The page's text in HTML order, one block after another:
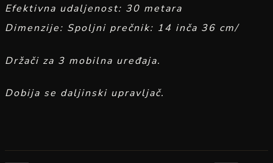
Efektivna udaljenost: 30 metara
Dimenzije: Spoljni prečnik: 14 inča 36 cm/
Držači za 3 mobilna uređaja.
Dobija se daljinski upravljač.